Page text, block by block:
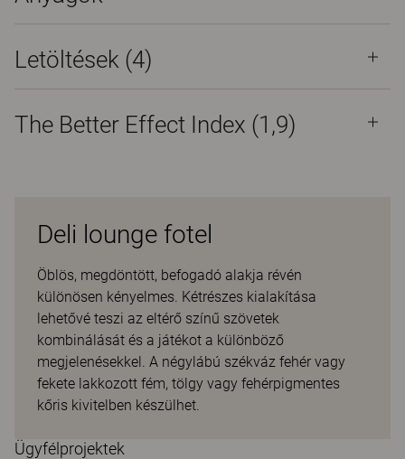
Letöltések (4)
The Better Effect Index (1,9)
Deli lounge fotel
Öblös, megdöntött, befogadó alakja révén
különösen kényelmes. Kétrészes kialakítása
lehetővé teszi az eltérő színű szövetek
kombinálását és a játékot a különböző
megjelenésekkel. A négylábú székváz fehér vagy
fekete lakkozott fém, tölgy vagy fehérpigmentes
kőris kivitelben készülhet.
Ügyfélprojektek